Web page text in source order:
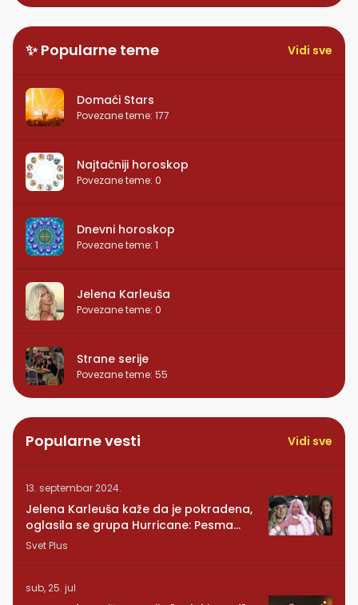
✨ Popularne teme Vidi sve
Domaći Stars
Povezane teme: 177
Najtačniji horoskop
Povezane teme: 0
Dnevni horoskop
Povezane teme: 1
Jelena Karleuša
Povezane teme: 0
Strane serije
Povezane teme: 55
Popularne vesti Vidi sve
13. septembar 2024.
Jelena Karleuša kaže da je pokradena,
oglasila se grupa Hurricane: Pesma
RUNDE je naša!
Svet Plus
sub, 25. jul